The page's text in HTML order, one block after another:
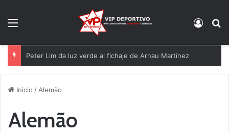
Peter Lim da luz verde al fichaje de Arnau Martínez
Inicio / Alemão
Alemão